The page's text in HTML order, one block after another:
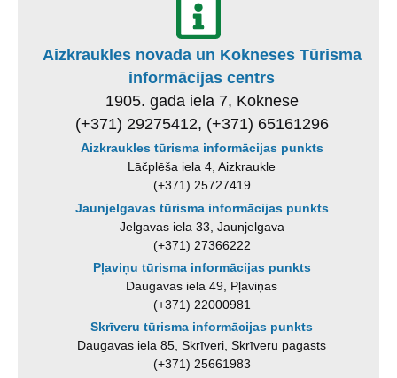
Aizkraukles novada un Kokneses Tūrisma
informācijas centrs
1905. gada iela 7, Koknese
(+371) 29275412, (+371) 65161296
Aizkraukles tūrisma informācijas punkts
Lāčplēša iela 4, Aizkraukle
(+371) 25727419
Jaunjelgavas tūrisma informācijas punkts
Jelgavas iela 33, Jaunjelgava
(+371) 27366222
Pļaviņu tūrisma informācijas punkts
Daugavas iela 49, Pļaviņas
(+371) 22000981
Skrīveru tūrisma informācijas punkts
Daugavas iela 85, Skrīveri, Skrīveru pagasts
(+371) 25661983